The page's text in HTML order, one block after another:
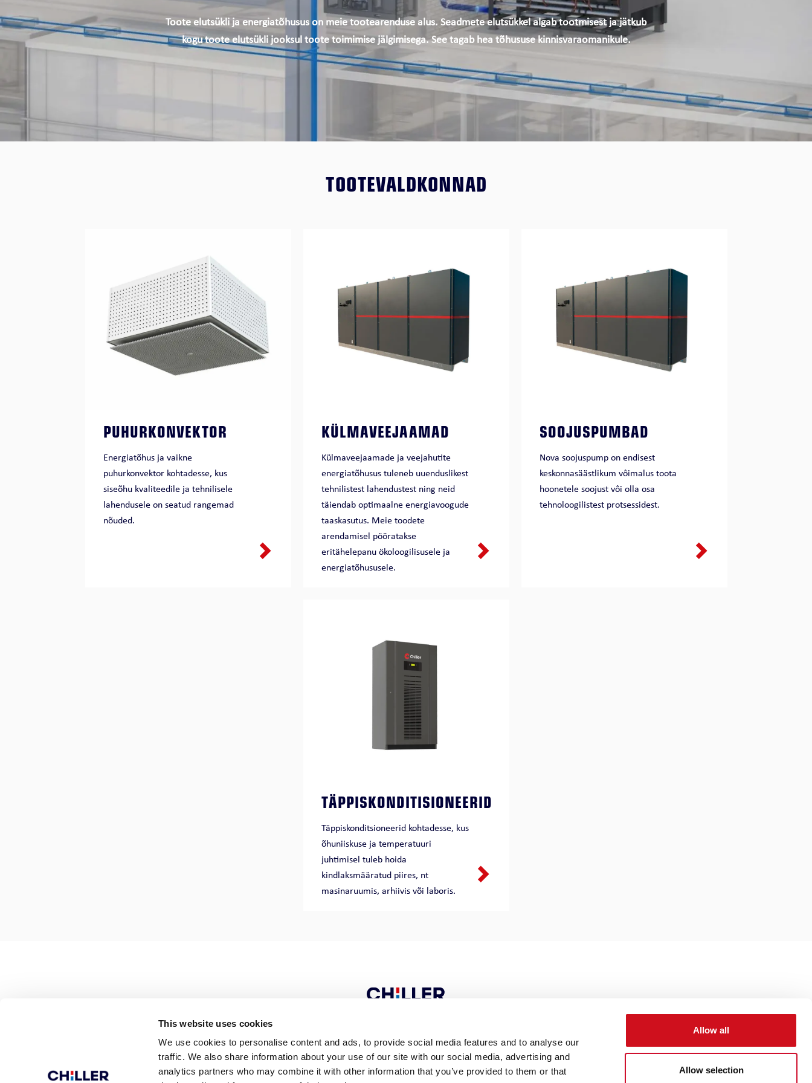
This website uses cookies
We use cookies to personalise content and ads, to provide social media features and to analyse our
traffic. We also share information about your use of our site with our social media, advertising and
analytics partners who may combine it with other information that you’ve provided to them or that
Allow all
Allow selection
CHILLQUICK RENO
FULLFLOW DX | VFD
MIDIPACK-I ECO
EASYPACK ECO
Toote elutsükli ja energiatõhusus on meie tootearenduse alus. Seadmete elutsükkel algab tootmisest ja jätkub
kogu toote elutsükli jooksul toote toimimise jälgimisega. See tagab hea tõhususe kinnisvaraomanikule.
TOOTEVALDKONNAD
PUHURKONVEKTOR
Energiatõhus ja vaikne
puhurkonvektor kohtadesse, kus
siseõhu kvaliteedile ja tehnilisele
lahendusele on seatud rangemad
nõuded.
KÜLMAVEEJAAMAD
Külmaveejaamade ja veejahutite
energiatõhusus tuleneb uuenduslikest
tehnilistest lahendustest ning neid
täiendab optimaalne energiavoogude
taaskasutus. Meie toodete
arendamisel pööratakse
eritähelepanu ökoloogilisusele ja
energiatõhususele.
SOOJUSPUMBAD
Nova soojuspump on endisest
keskonnasäästlikum vôimalus toota
hoonetele soojust vôi olla osa
tehnoloogilistest protsessidest.
TÄPPISKONDITISIONEERID
Täppiskonditsioneerid kohtadesse, kus
õhuniiskuse ja temperatuuri
juhtimisel tuleb hoida
kindlaksmääratud piires, nt
masinaruumis, arhiivis või laboris.
VÕTKE ÜHENDUST